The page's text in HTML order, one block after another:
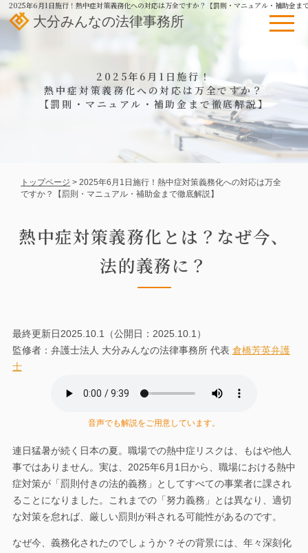
2025年6月1日施行！熱中症対策義務化への対応は万全ですか？【罰則・マニュアル・補助金ま
2025年6月1日施行！
熱中症対策義務化への対応は万全ですか？
【罰則・マニュアル・補助金まで徹底解説】
大分みんなの法律事務所
個人のお客様向け
債務整理
労働災害
法人のお客様向け
誹謗中傷・インターネット関
当事務所について
弁護士の選び方
当事務所のご案内 ご相談の流れ
サイトマップ アクセス
求人情報
トップページ > 2025年6月1日施行！熱中症対策義務化への対応は万全
ですか？
【罰則・マニュアル・補助金まで徹底解説】
熱中症対策義務化とは？なぜ今、
法的義務に？
最終更新日2025.10.1（公開日：2025.10.1）
監修者：弁護士法人 大分みんなの法律事務所 代表 倉橋芳英弁護
士
音声でも解説をご用意しています。
連日猛暑が続く日本の夏。職場での熱中症リスクは、もはや他人
事ではありません。実は、2025年6月1日から、職場における熱中
症対策が「罰則付きの法的義務」としてすべての事業者に課され
ることになりました。これまでの「努力義務」とは異なり、適切
な対策を怠れば、厳しい罰則が科される可能性があるのです。
なぜ今、義務化されたのでしょうか？その背景には、年々深刻化